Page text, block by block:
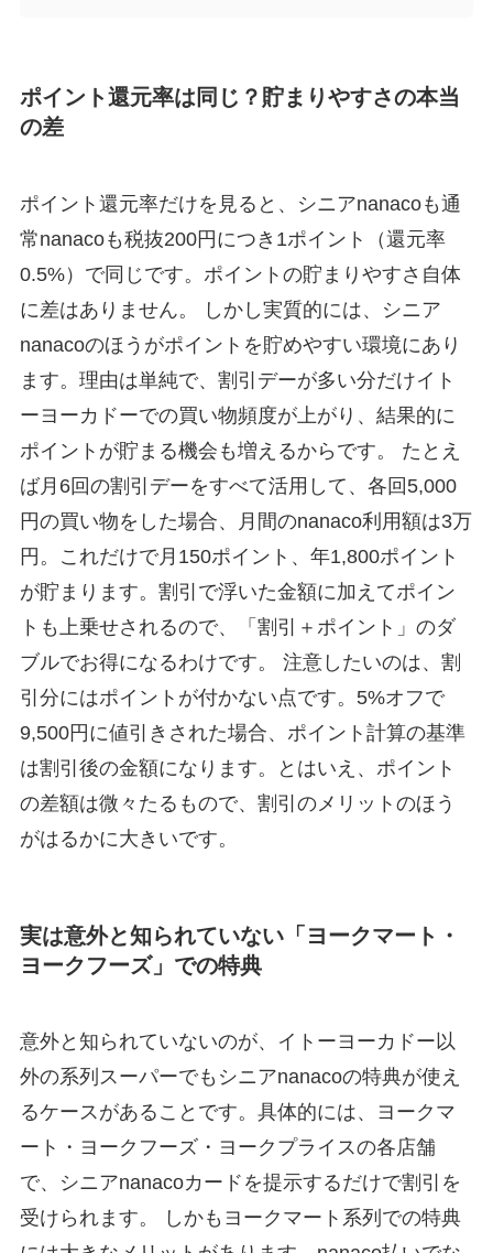
ポイント還元率は同じ？貯まりやすさの本当
の差
ポイント還元率だけを見ると、シニアnanacoも通
常nanacoも税抜200円につき1ポイント（還元率
0.5%）で同じです。ポイントの貯まりやすさ自体
に差はありません。 しかし実質的には、シニア
nanacoのほうがポイントを貯めやすい環境にあり
ます。理由は単純で、割引デーが多い分だけイト
ーヨーカドーでの買い物頻度が上がり、結果的に
ポイントが貯まる機会も増えるからです。 たとえ
ば月6回の割引デーをすべて活用して、各回5,000
円の買い物をした場合、月間のnanaco利用額は3万
円。これだけで月150ポイント、年1,800ポイント
が貯まります。割引で浮いた金額に加えてポイン
トも上乗せされるので、「割引＋ポイント」のダ
ブルでお得になるわけです。 注意したいのは、割
引分にはポイントが付かない点です。5%オフで
9,500円に値引きされた場合、ポイント計算の基準
は割引後の金額になります。とはいえ、ポイント
の差額は微々たるもので、割引のメリットのほう
がはるかに大きいです。
実は意外と知られていない「ヨークマート・
ヨークフーズ」での特典
意外と知られていないのが、イトーヨーカドー以
外の系列スーパーでもシニアnanacoの特典が使え
るケースがあることです。具体的には、ヨークマ
ート・ヨークフーズ・ヨークプライスの各店舗
で、シニアnanacoカードを提示するだけで割引を
受けられます。 しかもヨークマート系列での特典